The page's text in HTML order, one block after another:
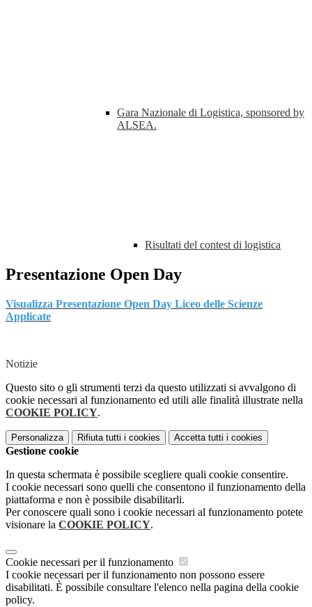
Gara Nazionale di Logistica, sponsored by
ALSEA.
Risultati del contest di logistica
Presentazione Open Day
Visualizza Presentazione Open Day Liceo delle Scienze
Applicate
Notizie
Questo sito o gli strumenti terzi da questo utilizzati si avvalgono di
cookie necessari al funzionamento ed utili alle finalità illustrate nella
COOKIE POLICY.
Personalizza Rifiuta tutti i cookies Accetta tutti i cookies
Gestione cookie
In questa schermata è possibile scegliere quali cookie consentire.
I cookie necessari sono quelli che consentono il funzionamento della
piattaforma e non è possibile disabilitarli.
Per conoscere quali sono i cookie necessari al funzionamento potete
visionare la COOKIE POLICY.
Cookie necessari per il funzionamento
I cookie necessari per il funzionamento non possono essere
disabilitati. È possibile consultare l'elenco nella pagina della cookie
policy.